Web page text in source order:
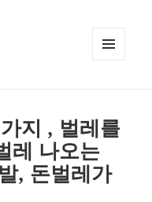
지 , 벌레를
레 나오는
, 돈벌레가